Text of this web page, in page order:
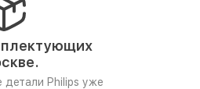
Philips уже